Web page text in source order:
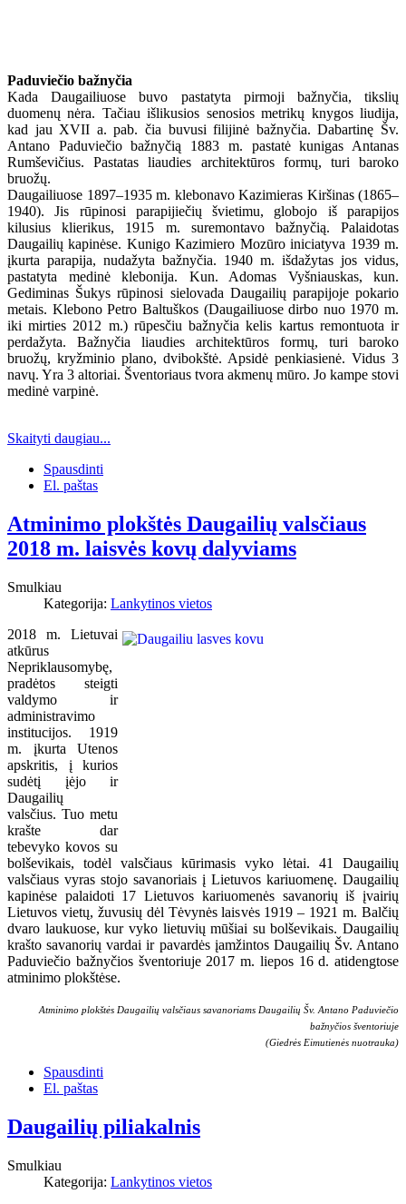
Paduviečio bažnyčia
Kada Daugailiuose buvo pastatyta pirmoji bažnyčia, tikslių
duomenų nėra. Tačiau išlikusios senosios metrikų knygos liudija,
kad jau XVII a. pab. čia buvusi filijinė bažnyčia. Dabartinę Šv.
Antano Paduviečio bažnyčią 1883 m. pastatė kunigas Antanas
Rumševičius. Pastatas liaudies architektūros formų, turi baroko
bruožų.
Daugailiuose 1897–1935 m. klebonavo Kazimieras Kiršinas (1865–
1940). Jis rūpinosi parapijiečių švietimu, globojo iš parapijos
kilusius klierikus, 1915 m. suremontavo bažnyčią. Palaidotas
Daugailių kapinėse. Kunigo Kazimiero Mozūro iniciatyva 1939 m.
įkurta parapija, nudažyta bažnyčia. 1940 m. išdažytas jos vidus,
pastatyta medinė klebonija. Kun. Adomas Vyšniauskas, kun.
Gediminas Šukys rūpinosi sielovada Daugailių parapijoje pokario
metais. Klebono Petro Baltuškos (Daugailiuose dirbo nuo 1970 m.
iki mirties 2012 m.) rūpesčiu bažnyčia kelis kartus remontuota ir
perdažyta. Bažnyčia liaudies architektūros formų, turi baroko
bruožų, kryžminio plano, dvibokštė. Apsidė penkiasienė. Vidus 3
navų. Yra 3 altoriai. Šventoriaus tvora akmenų mūro. Jo kampe stovi
medinė varpinė.
Skaityti daugiau...
Spausdinti
El. paštas
Atminimo plokštės Daugailių valsčiaus
2018 m. laisvės kovų dalyviams
Smulkiau
Kategorija: Lankytinos vietos
2018 m. Lietuvai
atkūrus
Nepriklausomybę,
pradėtos steigti
valdymo ir
administravimo
institucijos. 1919
m. įkurta Utenos
apskritis, į kurios
sudėtį įėjo ir
Daugailių
valsčius. Tuo metu
krašte dar
tebevyko kovos su
bolševikais, todėl valsčiaus kūrimasis vyko lėtai. 41 Daugailių
valsčiaus vyras stojo savanoriais į Lietuvos kariuomenę. Daugailių
kapinėse palaidoti 17 Lietuvos kariuomenės savanorių iš įvairių
Lietuvos vietų, žuvusių dėl Tėvynės laisvės 1919 – 1921 m. Balčių
dvaro laukuose, kur vyko lietuvių mūšiai su bolševikais. Daugailių
krašto savanorių vardai ir pavardės įamžintos Daugailių Šv. Antano
Paduviečio bažnyčios šventoriuje 2017 m. liepos 16 d. atidengtose
atminimo plokštėse.
Atminimo plokštės Daugailių valsčiaus savanoriams Daugailių Šv. Antano Paduviečio
bažnyčios šventoriuje
(Giedrės Eimutienės nuotrauka)
Spausdinti
El. paštas
Daugailių piliakalnis
Smulkiau
Kategorija: Lankytinos vietos